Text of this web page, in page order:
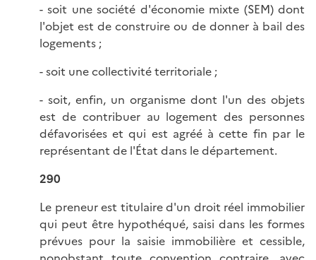
- soit une société d'économie mixte (SEM) dont
l'objet est de construire ou de donner à bail des
logements ;
- soit une collectivité territoriale ;
- soit, enfin, un organisme dont l'un des objets
est de contribuer au logement des personnes
défavorisées et qui est agréé à cette fin par le
représentant de l'État dans le département.
290
Le preneur est titulaire d'un droit réel immobilier
qui peut être hypothéqué, saisi dans les formes
prévues pour la saisie immobilière et cessible,